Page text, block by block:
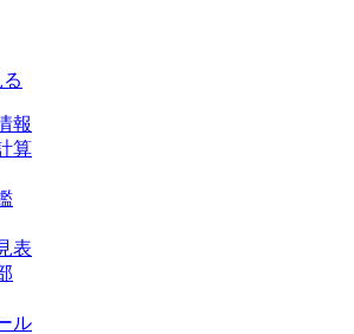
報
算
表
ル